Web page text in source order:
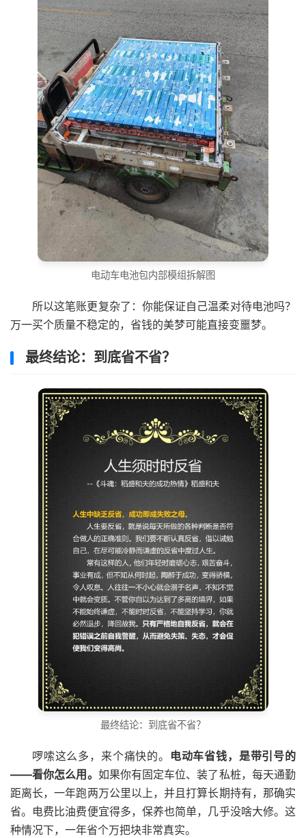
电动车电池包内部模组拆解图
所以这笔账更复杂了：你能保证自己温柔对待电池吗？
万一买个质量不稳定的，省钱的美梦可能直接变噩梦。
最终结论：到底省不省？
最终结论：到底省不省？
啰嗦这么多，来个痛快的。
电动车省钱，是带引号的
——看你怎么用。 如果你有固定车位、装了私桩，每天通勤
距离长，一年跑两万公里以上，并且打算长期持有，那确实
省。电费比油费便宜得多，保养也简单，几乎没啥大修。这
种情况下，一年省个万把块非常真实。